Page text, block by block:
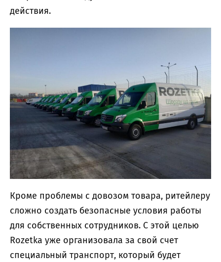
действия.
Кроме проблемы с довозом товара, ритейлеру
сложно создать безопасные условия работы
для собственных сотрудников. С этой целью
Rozetka уже организовала за свой счет
специальный транспорт, который будет